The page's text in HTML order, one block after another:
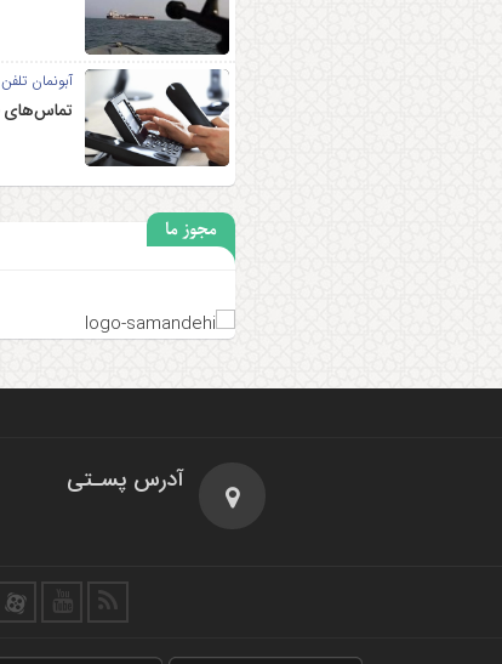
آبونمان تلفن ثابت 45
تماس‌های
مجوز ما
آدرس پسـتی